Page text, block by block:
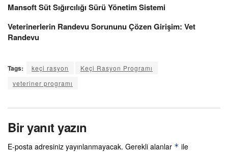
Mansoft Süt Sığırcılığı Sürü Yönetim Sistemi
Veterinerlerin Randevu Sorununu Çözen Girişim: Vet
Randevu
Tags: keçi rasyon
Keçi Rasyon Programı
veteriner programı
Bir yanıt yazın
E-posta adresiniz yayınlanmayacak. Gerekli alanlar * ile